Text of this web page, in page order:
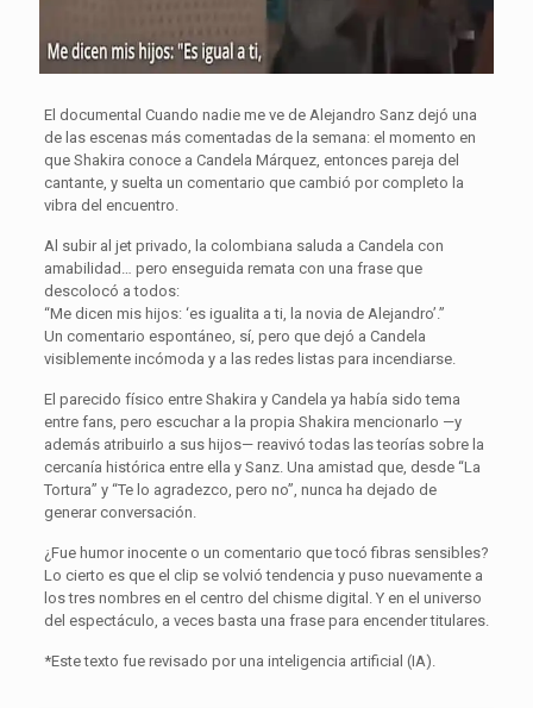
El documental Cuando nadie me ve de Alejandro Sanz dejó una
de las escenas más comentadas de la semana: el momento en
que Shakira conoce a Candela Márquez, entonces pareja del
cantante, y suelta un comentario que cambió por completo la
vibra del encuentro.
Al subir al jet privado, la colombiana saluda a Candela con
amabilidad… pero enseguida remata con una frase que
descolocó a todos:
“Me dicen mis hijos: ‘es igualita a ti, la novia de Alejandro’.”
Un comentario espontáneo, sí, pero que dejó a Candela
visiblemente incómoda y a las redes listas para incendiarse.
El parecido físico entre Shakira y Candela ya había sido tema
entre fans, pero escuchar a la propia Shakira mencionarlo —y
además atribuirlo a sus hijos— reavivó todas las teorías sobre la
cercanía histórica entre ella y Sanz. Una amistad que, desde “La
Tortura” y “Te lo agradezco, pero no”, nunca ha dejado de
generar conversación.
¿Fue humor inocente o un comentario que tocó fibras sensibles?
Lo cierto es que el clip se volvió tendencia y puso nuevamente a
los tres nombres en el centro del chisme digital. Y en el universo
del espectáculo, a veces basta una frase para encender titulares.
*Este texto fue revisado por una inteligencia artificial (IA).